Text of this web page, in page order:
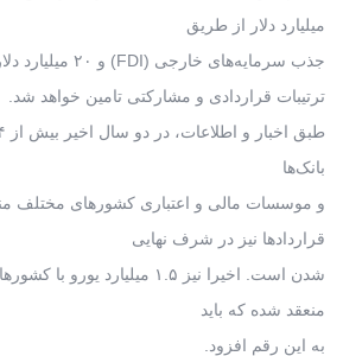
میلیارد دلار از طریق
جذب سرمایه‌های خارجی (FDI) و ۲۰ میلیارد دلار دیگر آن طبق
ترتیبات قراردادی و مشارکتی تامین خواهد شد.
بانک‌‌ها
و موسسات مالی و اعتباری کشورهای مختلف
قراردادها نیز در شرف نهایی
شدن است. اخیرا نیز ۱.۵ میلیارد
منعقد شده که باید
به این رقم افزود.